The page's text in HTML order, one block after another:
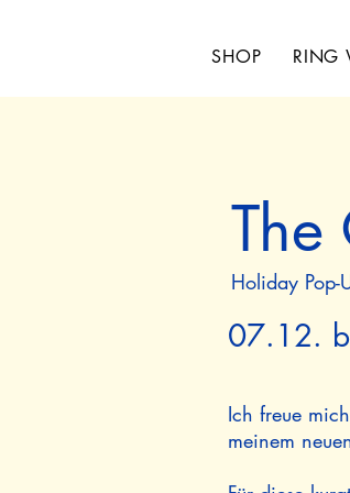
SHOP RING
The
07.12.
Ich freue
meinem
Holiday Pop-